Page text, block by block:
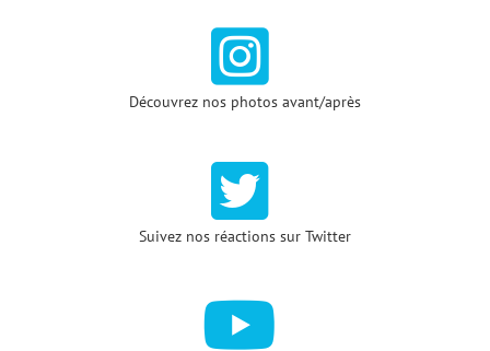
Découvrez nos photos avant/après
Suivez nos réactions sur Twitter